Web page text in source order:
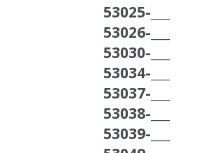
53025-___
53026-___
53030-___
53034-___
53037-___
53038-___
53039-___